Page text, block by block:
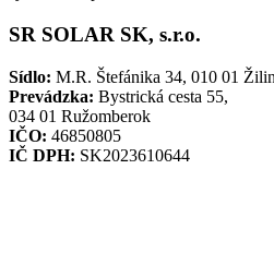
SR SOLAR SK, s.r.o.
Sídlo: M.R. Štefánika 34, 010 01
Prevádzka: Bystrická cesta 55,
034 01 Ružomberok
IČO: 46850805
IČ DPH: SK2023610644